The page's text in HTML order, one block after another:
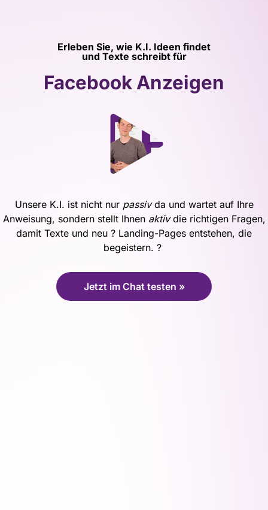
Erleben Sie, wie K.I. Ideen findet
und Texte schreibt für
Facebook Anzeigen
Unsere K.I. ist nicht nur passivda und wartet auf Ihre
Anweisung, sondern stellt Ihnen aktivdie richtigen Fragen,
damit Texte und neu ? Landing-Pages entstehen, die
begeistern. ?
Jetzt im Chat testen »